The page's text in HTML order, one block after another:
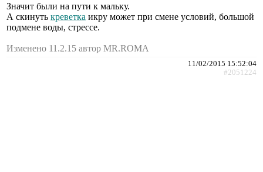
Значит были на пути к мальку.
А скинуть креветка икру может при смене условий, большой
подмене воды, стрессе.
Изменено 11.2.15 автор MR.ROMA
11/02/2015 15:52:04
#2051224